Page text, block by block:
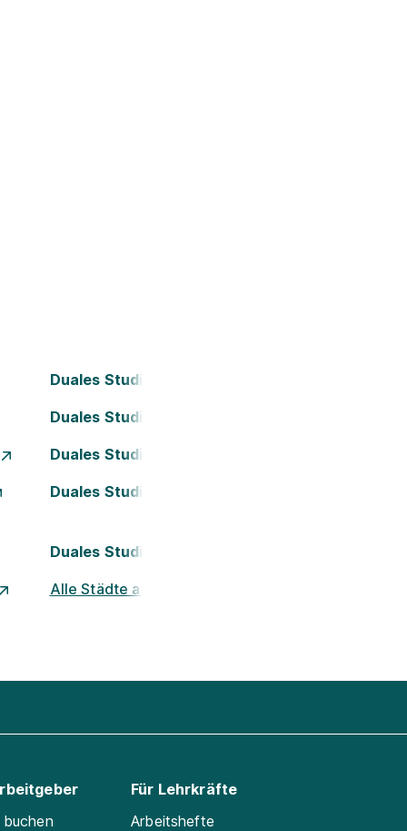
Duales Studium Bielefeld
Duales Studium Darmstadt
Duales Studium Essen
Duales Studium Köln
Duales Studium Nürnberg
Alle Städte ansehen
Für Lehrkräfte
Arbeitshefte